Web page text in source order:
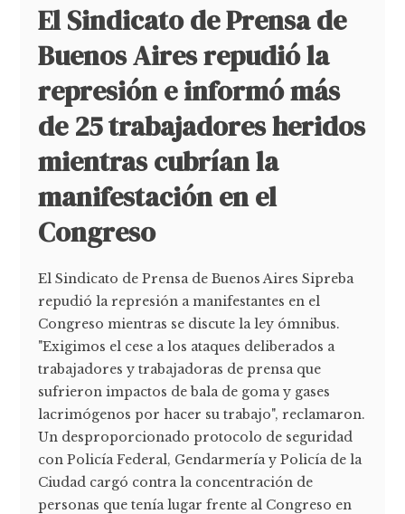
El Sindicato de Prensa de
Buenos Aires repudió la
represión e informó más
de 25 trabajadores heridos
mientras cubrían la
manifestación en el
Congreso
El Sindicato de Prensa de Buenos Aires Sipreba
repudió la represión a manifestantes en el
Congreso mientras se discute la ley ómnibus.
"Exigimos el cese a los ataques deliberados a
trabajadores y trabajadoras de prensa que
sufrieron impactos de bala de goma y gases
lacrimógenos por hacer su trabajo", reclamaron.
Un desproporcionado protocolo de seguridad
con Policía Federal, Gendarmería y Policía de la
Ciudad cargó contra la concentración de
personas que tenía lugar frente al Congreso en